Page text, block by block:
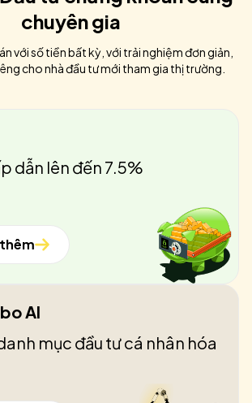
chuyên gia
với số tiền bất kỳ, với trải nghiệm đơn giản,
cho nhà đầu tư mới tham gia thị trường.
dẫn lên đến 7.5%
AI
mục đầu tư cá nhân hóa